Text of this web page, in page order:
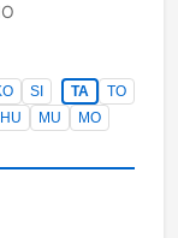
SI TA
TO
HU MU
MO